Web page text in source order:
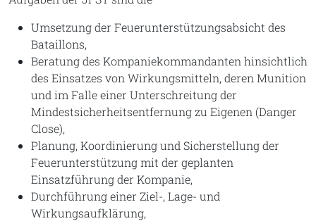
Umsetzung der Feuerunterstützungsabsicht des
Bataillons,
Beratung des Kompaniekommandanten hinsichtlich
des Einsatzes von Wirkungsmitteln, deren Munition
und im Falle einer Unterschreitung der
Mindestsicherheitsentfernung zu Eigenen (Danger
Close),
Planung, Koordinierung und Sicherstellung der
Feuerunterstützung mit der geplanten
Einsatzführung der Kompanie,
Durchführung einer Ziel-, Lage- und
Wirkungsaufklärung,